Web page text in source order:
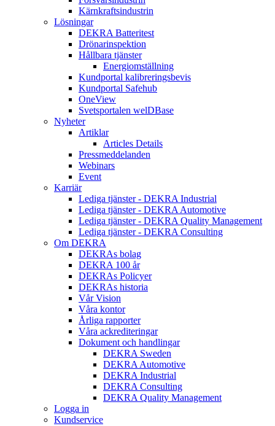
Kärnkraftsindustrin
Lösningar
DEKRA Batteritest
Drönarinspektion
Hållbara tjänster
Energiomställning
Kundportal kalibreringsbevis
Kundportal Safehub
OneView
Svetsportalen welDBase
Nyheter
Artiklar
Articles Details
Pressmeddelanden
Webinars
Event
Karriär
Lediga tjänster - DEKRA Industrial
Lediga tjänster - DEKRA Automotive
Lediga tjänster - DEKRA Quality Management
Lediga tjänster - DEKRA Consulting
Om DEKRA
DEKRAs bolag
DEKRA 100 år
DEKRAs Policyer
DEKRAs historia
Vår Vision
Våra kontor
Årliga rapporter
Våra ackrediteringar
Dokument och handlingar
DEKRA Sweden
DEKRA Automotive
DEKRA Industrial
DEKRA Consulting
DEKRA Quality Management
Logga in
Kundservice